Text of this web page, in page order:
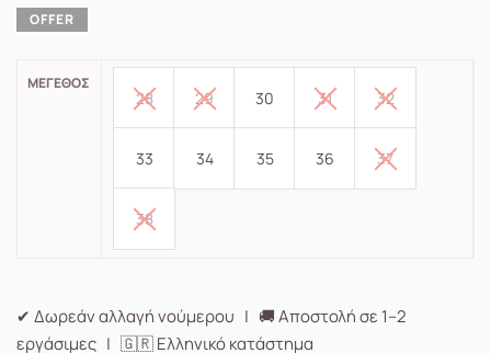
ΜΈΓΕΘΟΣ
28 29 30 31 32
33 34 35 36 37
38
✔ Δωρεάν αλλαγή νούμερου | 🚚 Αποστολή σε 1–2
εργάσιμες | 🇬🇷 Ελληνικό κατάστημα